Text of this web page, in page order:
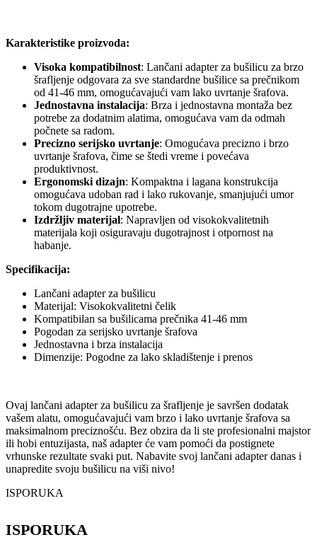
Karakteristike proizvoda:
Visoka kompatibilnost: Lančani adapter za bušilicu za brzo
šrafljenje odgovara za sve standardne bušilice sa prečnikom
od 41-46 mm, omogućavajući vam lako uvrtanje šrafova.
Jednostavna instalacija: Brza i jednostavna montaža bez
potrebe za dodatnim alatima, omogućava vam da odmah
počnete sa radom.
Precizno serijsko uvrtanje: Omogućava precizno i brzo
uvrtanje šrafova, čime se štedi vreme i povećava
produktivnost.
Ergonomski dizajn: Kompaktna i lagana konstrukcija
omogućava udoban rad i lako rukovanje, smanjujući umor
tokom dugotrajne upotrebe.
Izdržljiv materijal: Napravljen od visokokvalitetnih
materijala koji osiguravaju dugotrajnost i otpornost na
habanje.
Specifikacija:
Lančani adapter za bušilicu
Materijal: Visokokvalitetni čelik
Kompatibilan sa bušilicama prečnika 41-46 mm
Pogodan za serijsko uvrtanje šrafova
Jednostavna i brza instalacija
Dimenzije: Pogodne za lako skladištenje i prenos
Ovaj lančani adapter za bušilicu za šrafljenje je savršen dodatak
vašem alatu, omogućavajući vam brzo i lako uvrtanje šrafova sa
maksimalnom preciznošću. Bez obzira da li ste profesionalni majstor
ili hobi entuzijasta, naš adapter će vam pomoći da postignete
vrhunske rezultate svaki put. Nabavite svoj lančani adapter danas i
unapredite svoju bušilicu na viši nivo!
ISPORUKA
ISPORUKA